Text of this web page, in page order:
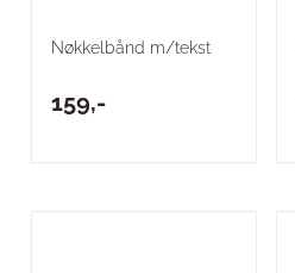
Nøkkelbånd m/tekst
159,-